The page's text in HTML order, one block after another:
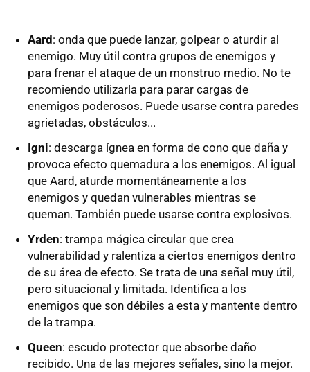
Aard: onda que puede lanzar, golpear o aturdir al
enemigo. Muy útil contra grupos de enemigos y
para frenar el ataque de un monstruo medio. No te
recomiendo utilizarla para parar cargas de
enemigos poderosos. Puede usarse contra paredes
agrietadas, obstáculos...
Igni: descarga ígnea en forma de cono que daña y
provoca efecto quemadura a los enemigos. Al igual
que Aard, aturde momentáneamente a los
enemigos y quedan vulnerables mientras se
queman. También puede usarse contra explosivos.
Yrden: trampa mágica circular que crea
vulnerabilidad y ralentiza a ciertos enemigos dentro
de su área de efecto. Se trata de una señal muy útil,
pero situacional y limitada. Identifica a los
enemigos que son débiles a esta y mantente dentro
de la trampa.
Queen: escudo protector que absorbe daño
recibido. Una de las mejores señales, sino la mejor.